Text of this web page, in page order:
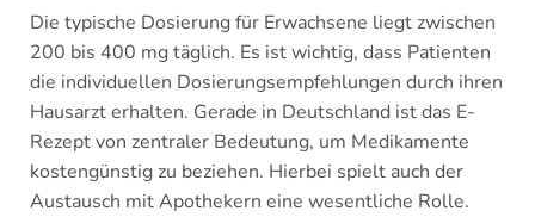
Die typische Dosierung für Erwachsene liegt zwischen
200 bis 400 mg täglich. Es ist wichtig, dass Patienten
die individuellen Dosierungsempfehlungen durch ihren
Hausarzt erhalten. Gerade in Deutschland ist das E-
Rezept von zentraler Bedeutung, um Medikamente
kostengünstig zu beziehen. Hierbei spielt auch der
Austausch mit Apothekern eine wesentliche Rolle.